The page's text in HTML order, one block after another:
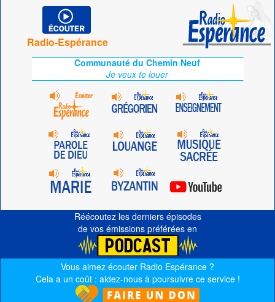
Radio-Espérance
Communauté du Chemin Neuf
Je veux te louer
Réécoutez les derniers épisodes
de vos émissions préférées en
Vous aimez écouter Radio Espérance ?
Cela a un coût : aidez-nous à poursuivre ce service !